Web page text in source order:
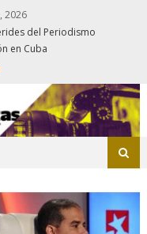
2026
del Periodismo
en Cuba